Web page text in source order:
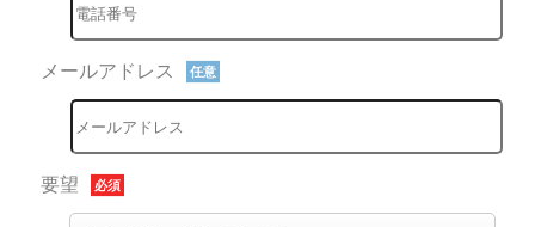
メールアドレス 任意
要望 必須